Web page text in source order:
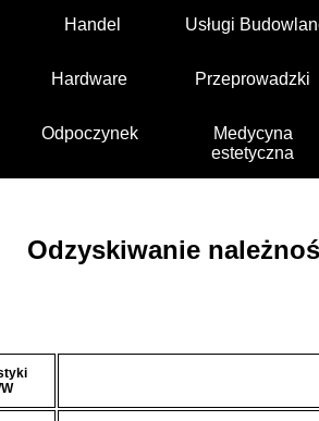
Handel Usługi
Hardware Przeprowadzki
Odpoczynek
Medycyna
estetyczna
Odzyskiwanie